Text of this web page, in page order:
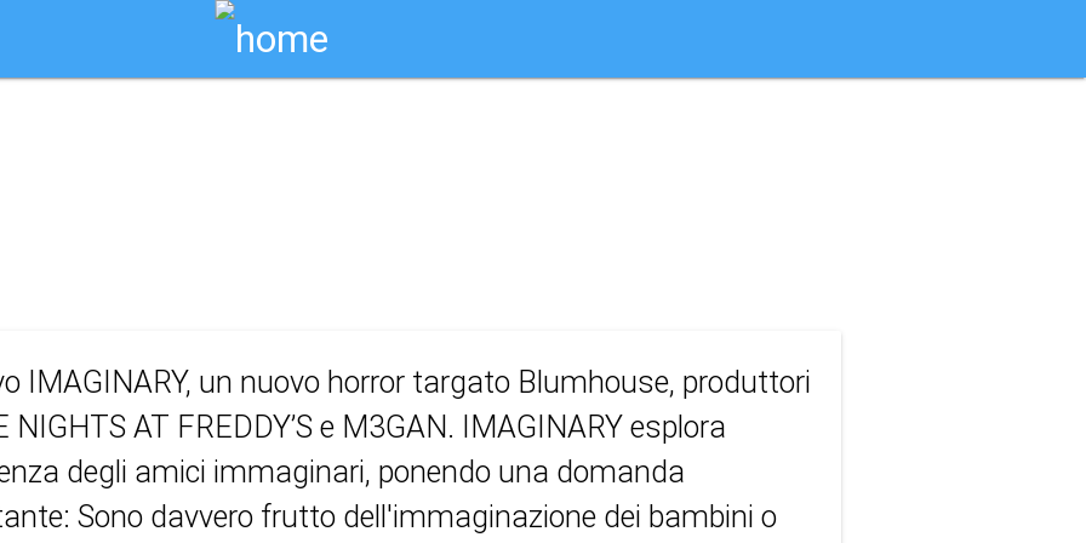
IMAGINARY, un nuovo horror targato Blumhouse, produttori
NIGHTS AT FREDDY’S e M3GAN. IMAGINARY esplora
degli amici immaginari, ponendo una domanda
Sono davvero frutto dell'immaginazione dei bambini o